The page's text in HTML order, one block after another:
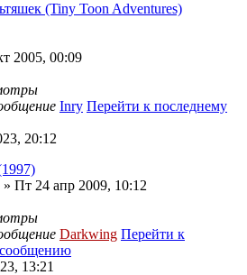
(Tiny Toon Adventures)
2005, 00:09
Inry Перейти к последнему
20:12
» Пт 24 апр 2009, 10:12
Darkwing Перейти к
13:21